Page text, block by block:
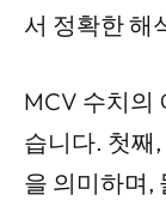
서 정확한 해
MCV 수치의
습니다. 첫째
을 의미하며,